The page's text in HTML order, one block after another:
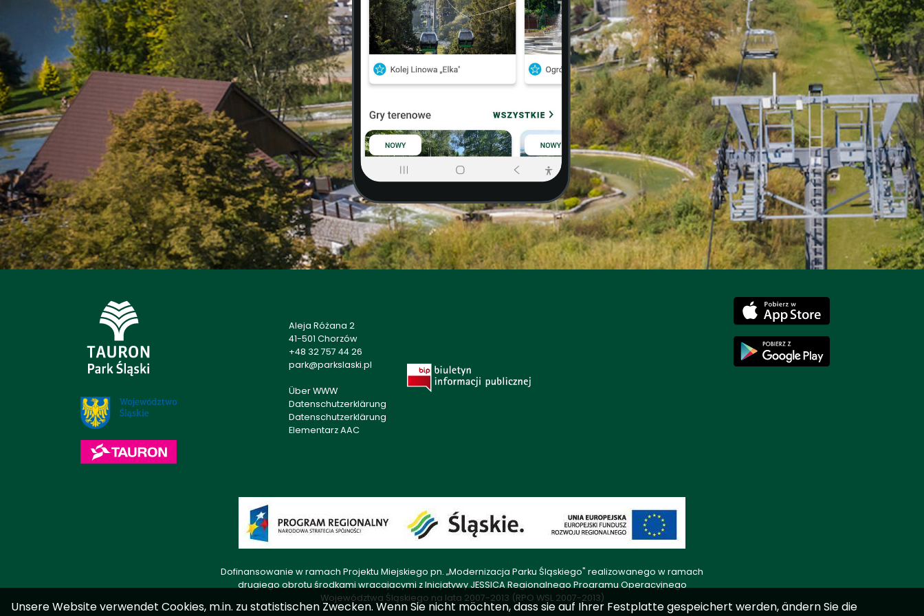
Aleja Różana 2
41-501 Chorzów
+48 32 757 44 26
park@parkslaski.pl
Über WWW
Datenschutzerklärung
Datenschutzerklärung
Elementarz AAC
Dofinansowanie w ramach Projektu Miejskiego pn. „Modernizacja Parku Śląskiego" realizowanego w ramach
drugiego obrotu środkami wracającymi z Inicjatywy JESSICA Regionalnego Programu Operacyjnego
Województwa Śląskiego na lata 2007-2013 (RPO WSL 2007-2013)
Unsere Website verwendet Cookies, m.in. zu statistischen Zwecken. Wenn Sie nicht möchten, dass sie auf Ihrer Festplatte gespeichert werden, ändern Sie die